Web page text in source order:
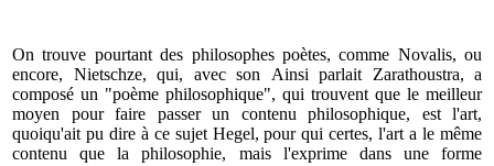
On trouve pourtant des philosophes poètes, comme Novalis, ou
encore, Nietschze, qui, avec son Ainsi parlait Zarathoustra, a
composé un "poème philosophique", qui trouvent que le meilleur
moyen pour faire passer un contenu philosophique, est l'art,
quoiqu'ait pu dire à ce sujet Hegel, pour qui certes, l'art a le même
contenu que la philosophie, mais l'exprime dans une forme